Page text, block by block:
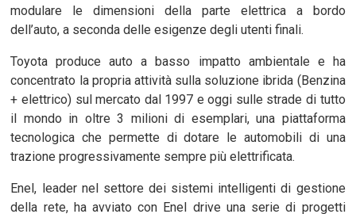
modulare le dimensioni della parte elettrica a bordo
dell’auto, a seconda delle esigenze degli utenti finali.
Toyota produce auto a basso impatto ambientale e ha
concentrato la propria attività sulla soluzione ibrida (Benzina
+ elettrico) sul mercato dal 1997 e oggi sulle strade di tutto
il mondo in oltre 3 milioni di esemplari, una piattaforma
tecnologica che permette di dotare le automobili di una
trazione progressivamente sempre più elettrificata.
Enel, leader nel settore dei sistemi intelligenti di gestione
della rete, ha avviato con Enel drive una serie di progetti